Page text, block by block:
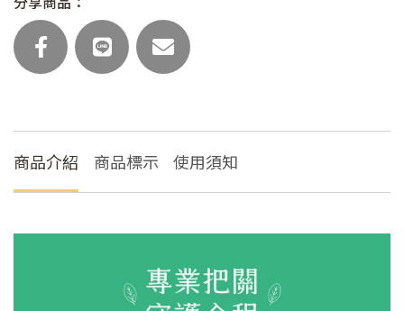
蛋
素/
主
量
商品介紹 商品標示 使用須知